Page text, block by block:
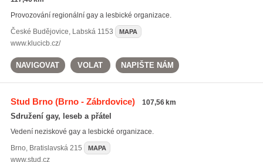
Provozování regionální gay a lesbické organizace.
České Budějovice, Labská 1153 MAPA
www.klucicb.cz/
NAVIGOVAT VOLAT NAPIŠTE NÁM
Stud Brno(Brno - Zábrdovice) 107,56 km
Sdružení gay, leseb a přátel
Vedení neziskové gay a lesbické organizace.
Brno, Bratislavská 215 MAPA
www.stud.cz